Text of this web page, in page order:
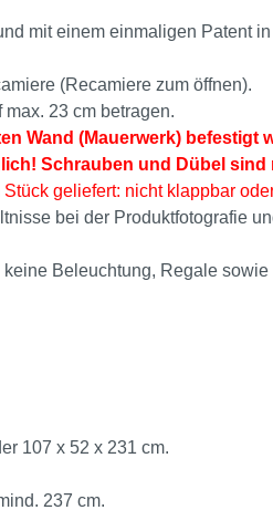
mit einem einmaligen Patent
(Recamiere zum öffnen).
23 cm betragen.
Wand (Mauerwerk)
Schrauben und Dübel
geliefert: nicht klappbar
bei der Produktfotografie
keine Beleuchtung, Regale
107 x 52 x 231 cm.
237 cm.